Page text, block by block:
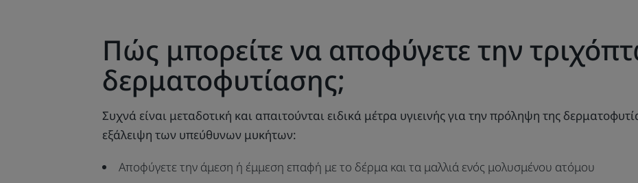
Πώς μπορείτε να αποφύγετε την
δερματοφυτίασης;
Συχνά είναι μεταδοτική και απαιτούνται ειδικά μέτρα υγιεινής για την πρόληψη της
εξάλειψη των υπεύθυνων μυκήτων:
Αποφύγετε την άμεση ή έμμεση επαφή με το δέρμα και τα μαλλιά ενός μολυσμένου ατόμου